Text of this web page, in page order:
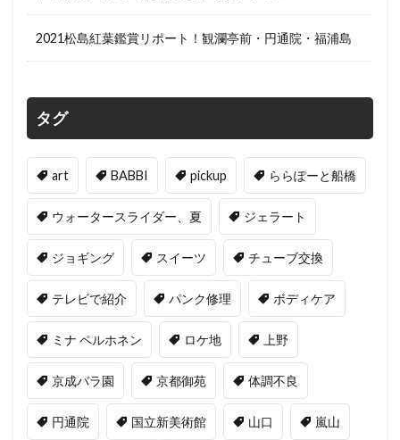
2021松島紅葉鑑賞リポート！観瀾亭前・円通院・福浦島
タグ
art BABBI pickup ららぽーと船橋
ウォータースライダー、夏 ジェラート
ジョギング スイーツ チューブ交換
テレビで紹介 パンク修理 ボディケア
ミナ ペルホネン ロケ地 上野
京成バラ園 京都御苑 体調不良
円通院 国立新美術館 山口 嵐山